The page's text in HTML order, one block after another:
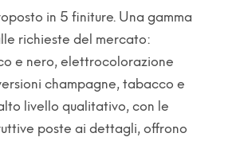
in 5 finiture. Una gamma
richieste del mercato:
e nero, elettrocolorazione
champagne, tabacco e
livello qualitativo, con le
poste ai dettagli, offrono